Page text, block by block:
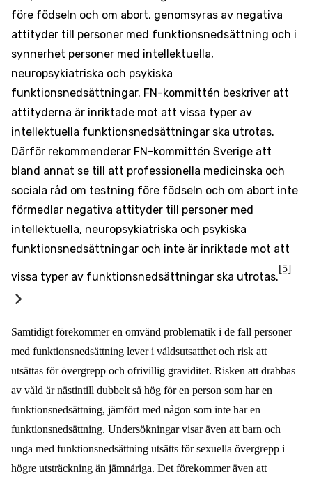
före födseln och om abort, genomsyras av negativa
attityder till personer med funktionsnedsättning och i
synnerhet personer med intellektuella,
neuropsykiatriska och psykiska
funktionsnedsättningar. FN-kommittén beskriver att
attityderna är inriktade mot att vissa typer av
intellektuella funktionsnedsättningar ska utrotas.
Därför rekommenderar FN-kommittén Sverige att
bland annat se till att professionella medicinska och
sociala råd om testning före födseln och om abort inte
förmedlar negativa attityder till personer med
intellektuella, neuropsykiatriska och psykiska
funktionsnedsättningar och inte är inriktade mot att
vissa typer av funktionsnedsättningar ska utrotas.
[5]
Samtidigt förekommer en omvänd problematik i de fall personer
med funktionsnedsättning lever i våldsutsatthet och risk att
utsättas för övergrepp och ofrivillig graviditet. Risken att drabbas
av våld är nästintill dubbelt så hög för en person som har en
funktionsnedsättning, jämfört med någon som inte har en
funktionsnedsättning. Undersökningar visar även att barn och
unga med funktionsnedsättning utsätts för sexuella övergrepp i
högre utsträckning än jämnåriga. Det förekommer även att